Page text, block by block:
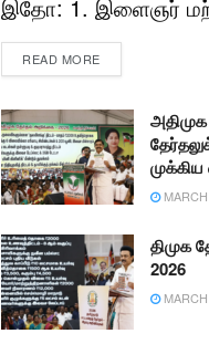
இதோ: 1. இளைஞர்
READ MORE
முக்கிய
திமுக
2026